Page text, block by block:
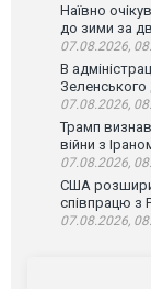
Наївно
до зими за
07.08.2026,
В
Зеленського
07.08.2026,
Трамп
війни з
07.08.2026,
США
співпрацю з
07.08.2026,